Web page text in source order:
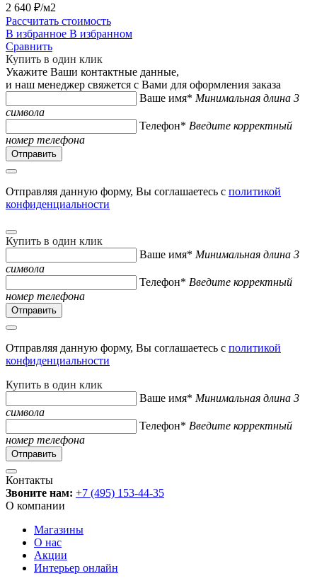
2 640 ₽/м2
Рассчитать стоимость
В избранное В избранном
Сравнить
Купить в один клик
Укажите Ваши контактные данные,
и наш менеджер свяжется с Вами для оформления заказа
Ваше имя* Минимальная длина 3
символа
Телефон* Введите корректный
номер телефона
Отправляя данную форму, Вы соглашаетесь с политикой
конфиденциальности
Купить в один клик
Ваше имя* Минимальная длина 3
символа
Телефон* Введите корректный
номер телефона
Отправляя данную форму, Вы соглашаетесь с политикой
конфиденциальности
Купить в один клик
Ваше имя* Минимальная длина 3
символа
Телефон* Введите корректный
номер телефона
Контакты
Звоните нам: +7 (495) 153-44-35
О компании
Магазины
О нас
Акции
Интерьер онлайн